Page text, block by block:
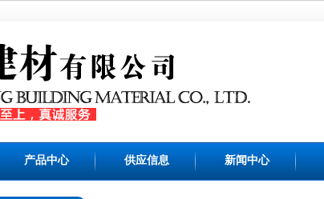
产品中心 供应信息 新闻中心